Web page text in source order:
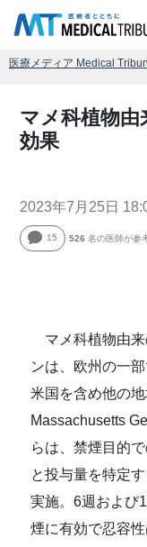
医療メディア Medical
マメ科植物
効果
2023年7月25日
15 526 名の医師が参
マメ科植物由来
ンは、欧州の一
米国を含め他の
Massachusetts
らは、禁煙目的
と投与量を特定
実施。6週および
煙に有効で忍容